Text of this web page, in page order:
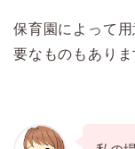
保育園によって
要なものもありま